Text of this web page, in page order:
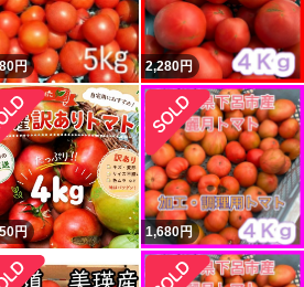
円 2,280円
円 1,680円